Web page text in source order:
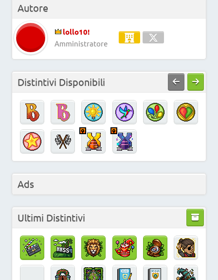
Autore
lollo10!
Amministratore
Distintivi Disponibili
Ads
Ultimi Distintivi